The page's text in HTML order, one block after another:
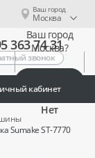
Ваш город
Москва
Ваш город
Москва?
Нет
363 74 31
звонок
кабинет
Sumake ST-7770